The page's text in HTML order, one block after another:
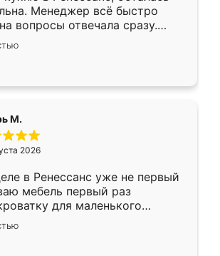
Менеджер всё быстро
вопросы отвечала сразу.
в субботу, подошёл к
ответственностью. Собрали
работали аккуратно, даже
М.
2026
в Ренессанс уже не первый
мебель первый раз
для маленького
его рождении ,во второй раз
купе. По качеству очень
достаточно быстрая,